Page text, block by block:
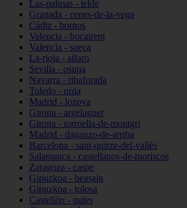
Las-palmas - telde
Granada - cenes-de-la-vega
Cádiz - bornos
Valencia - bocairent
Valencia - sueca
La-rioja - alfaro
Sevilla - osuna
Navarra - ribaforada
Toledo - urda
Madrid - lozoya
Girona - argelaguer
Girona - torroella-de-montgrí
Madrid - daganzo-de-arriba
Barcelona - sant-quirze-del-vallès
Salamanca - castellanos-de-moriscos
Zaragoza - caspe
Gipuzkoa - beasain
Gipuzkoa - tolosa
Castellón - nules